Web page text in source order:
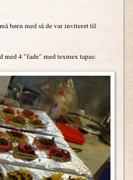
børn med så de var inviteret til
med 4 "fade" med texmex tapas: